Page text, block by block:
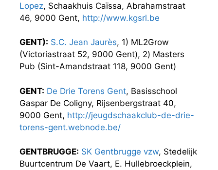
Lopez, Schaakhuis Caïssa, Abrahamstraat
46, 9000 Gent, http://www.kgsrl.be
GENT): S.C. Jean Jaurès, 1) ML2Grow
(Victoriastraat 52, 9000 Gent), 2) Masters
Pub (Sint-Amandstraat 118, 9000 Gent)
GENT: De Drie Torens Gent, Basisschool
Gaspar De Coligny, Rijsenbergstraat 40,
9000 Gent, http://jeugdschaakclub-de-drie-
torens-gent.webnode.be/
GENTBRUGGE: SK Gentbrugge vzw, Stedelijk
Buurtcentrum De Vaart, E. Hullebroeckplein,